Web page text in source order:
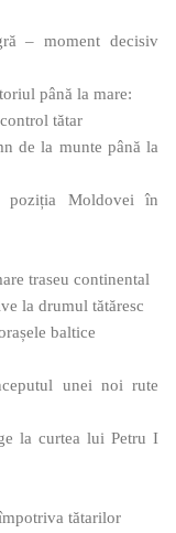
– moment decisiv
până la mare:
tătar
de la munte până la
poziția Moldovei în
traseu continental
la drumul tătăresc
baltice
unei noi rute
la curtea lui Petru I
tătarilor